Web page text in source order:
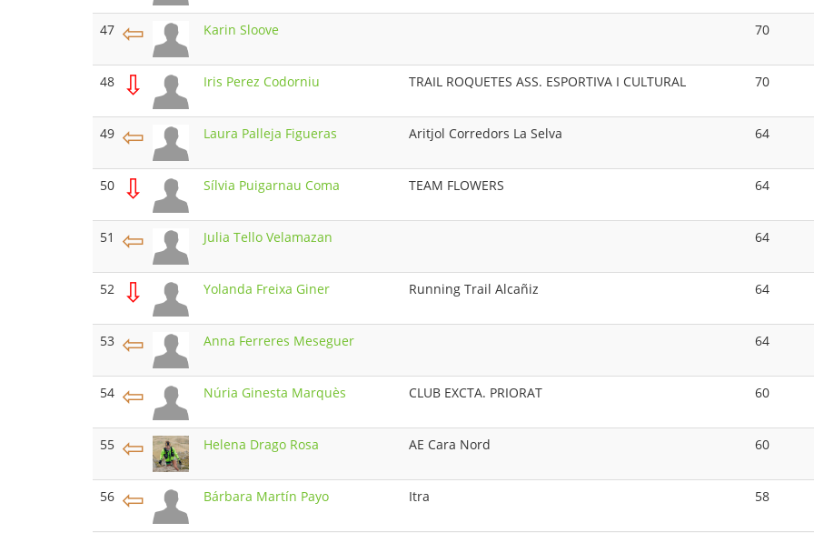
47 ⇦ Karin Sloove 70
48 ⇩ Iris Perez Codorniu TRAIL ROQUETES ASS. ESPORTIVA I CULTURAL 70
49 ⇦ Laura Palleja Figueras Aritjol Corredors La Selva 64
50 ⇩ Sílvia Puigarnau Coma TEAM FLOWERS 64
51 ⇦ Julia Tello Velamazan 64
52 ⇩ Yolanda Freixa Giner Running Trail Alcañiz 64
53 ⇦ Anna Ferreres Meseguer 64
54 ⇦ Núria Ginesta Marquès CLUB EXCTA. PRIORAT 60
55 ⇦ Helena Drago Rosa AE Cara Nord 60
56 ⇦ Bárbara Martín Payo Itra 58